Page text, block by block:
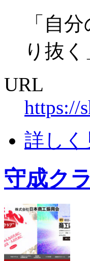
「自
り抜く
URL
https://
詳しく
守成ク